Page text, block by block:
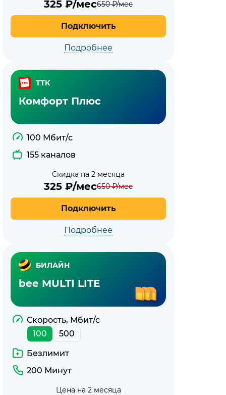
325 ₽/мес650₽/мес
Подключить
Подробнее
ТТК
Комфорт Плюс
100 Мбит/с
155 каналов
Скидка на 2 месяца
325 ₽/мес650₽/мес
Подключить
Подробнее
БИЛАЙН
bee MULTI LITE
Скорость, Мбит/с
100
500
Безлимит
200 Минут
Цена на 2 месяца